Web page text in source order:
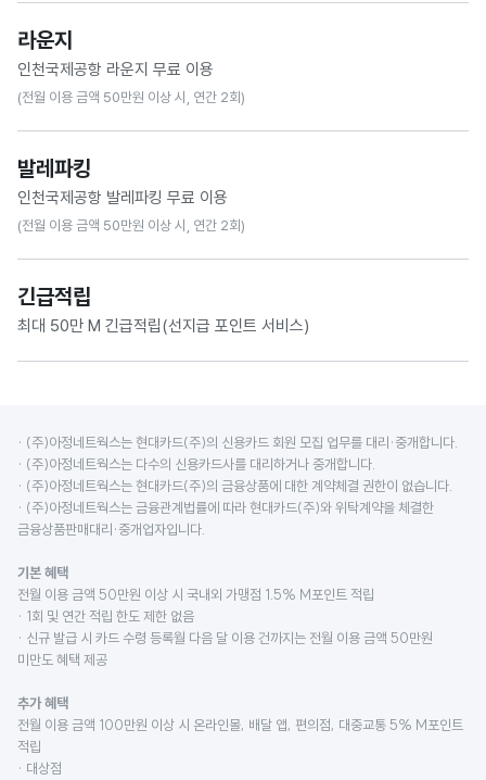
선택한 사용처에서 5만원 이상 결제 시 자동 사용되는 일종의 할인권
- 여행 : 국내 항공사/여행 업종
- 다이닝 : 일반음식점
- M포인트 : 7만 M 포인트로 교환
전년도 이용 금액 산정 시작월로부터 13개월 차에 크레딧 제공
라운지
인천국제공항 라운지 무료 이용
(전월 이용 금액 50만원 이상 시, 연간 2회)
발레파킹
인천국제공항 발레파킹 무료 이용
(전월 이용 금액 50만원 이상 시, 연간 2회)
긴급적립
최대 50만 M 긴급적립(선지급 포인트 서비스)
· (주)아정네트웍스는 현대카드(주)의 신용카드 회원 모집 업무를 대리·중개합니다.
· (주)아정네트웍스는 다수의 신용카드사를 대리하거나 중개합니다.
· (주)아정네트웍스는 현대카드(주)의 금융상품에 대한 계약체결 권한이 없습니다.
· (주)아정네트웍스는 금융관계법률에 따라 현대카드(주)와 위탁계약을 체결한
금융상품판매대리·중개업자입니다.
기본 혜택
전월 이용 금액 50만원 이상 시 국내외 가맹점 1.5% M포인트 적립
· 1회 및 연간 적립 한도 제한 없음
· 신규 발급 시 카드 수령 등록월 다음 달 이용 건까지는 전월 이용 금액 50만원
미만도 혜택 제공
추가 혜택
전월 이용 금액 100만원 이상 시 온라인몰, 배달 앱, 편의점, 대중교통 5% M포인트
적립
· 대상점